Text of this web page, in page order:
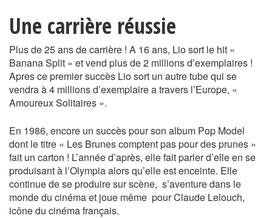
Une carrière réussie
Plus de 25 ans de carrière ! A 16 ans, Lio sort le hit «
Banana Split » et vend plus de 2 millions d’exemplaires !
Apres ce premier succès Lio sort un autre tube qui se
vendra à 4 millions d’exemplaire a travers l’Europe, «
Amoureux Solitaires ».
En 1986, encore un succès pour son album Pop Model
dont le titre « Les Brunes comptent pas pour des prunes »
fait un carton ! L’année d’après, elle fait parler d’elle en se
produisant à l’Olympia alors qu’elle est enceinte. Elle
continue de se produire sur scène, s’aventure dans le
monde du cinéma et joue même pour Claude Lelouch,
icône du cinéma français.